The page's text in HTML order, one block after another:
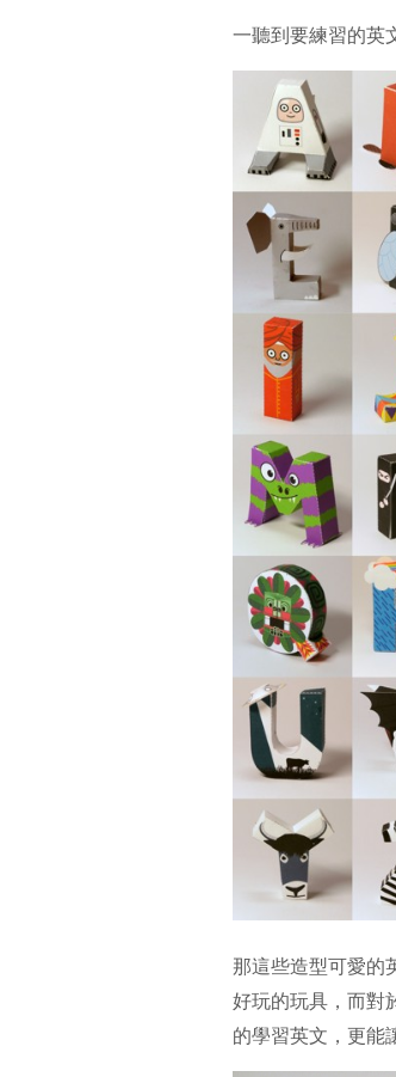
一聽到要練習的英
那這些造型可愛的
好玩的玩具，而對
的學習英文，更能